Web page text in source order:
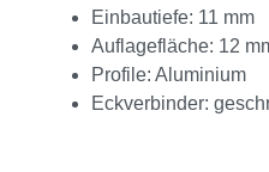
Einbautiefe: 11 mm
Auflagefläche: 12
Profile: Aluminium
Eckverbinder: